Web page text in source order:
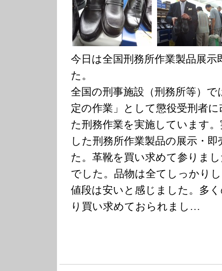
今日は全国刑務所作業製品展
た。
全国の刑事施設（刑務所等）
定の作業」として懲役受刑者
た刑務作業を実施しています
した刑務所作業製品の展示・
た。革靴を買い求めて参りま
でした。品物は全てしっかり
値段は安いと感じました。多
り買い求めておられまし…